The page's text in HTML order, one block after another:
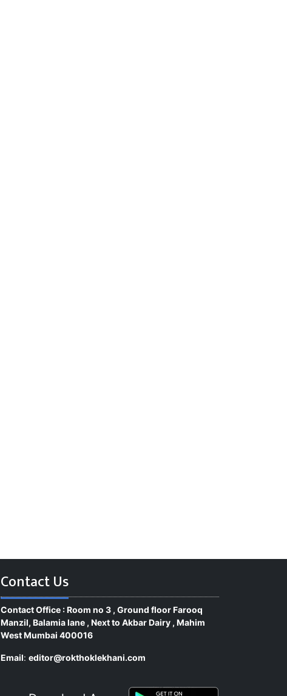
Contact Us
Contact Office : Room no 3 , Ground floor Farooq
Manzil, Balamia lane , Next to Akbar Dairy , Mahim
West Mumbai 400016
Email: editor@rokthoklekhani.com